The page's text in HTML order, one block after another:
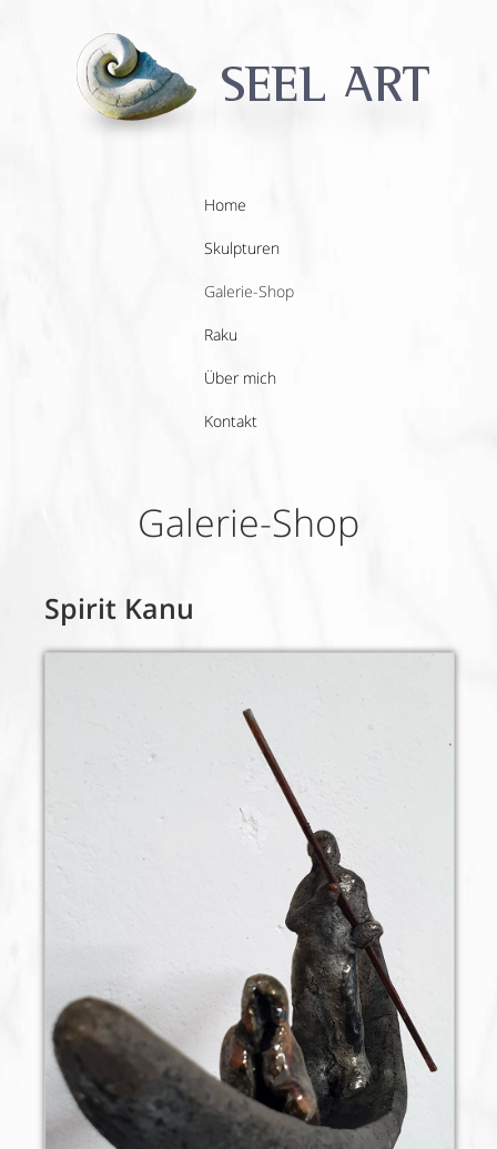
Home
Skulpturen
Galerie-Shop
Raku
Über mich
Kontakt
Galerie-Shop
Spirit Kanu